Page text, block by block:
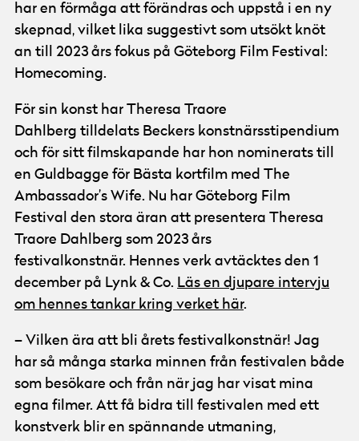
har en förmåga att förändras och uppstå i en ny
skepnad, vilket lika suggestivt som utsökt knöt
an till 2023 års fokus på Göteborg Film Festival:
Homecoming.
För sin konst har Theresa Traore
Dahlberg tilldelats Beckers konstnärsstipendium
och för sitt filmskapande har hon nominerats till
en Guldbagge för Bästa kortfilm med The
Ambassador’s Wife. Nu har Göteborg Film
Festival den stora äran att presentera Theresa
Traore Dahlberg som 2023 års
festivalkonstnär. Hennes verk avtäcktes den 1
december på Lynk & Co. Läs en djupare intervju
om hennes tankar kring verket här.
– Vilken ära att bli årets festivalkonstnär! Jag
har så många starka minnen från festivalen både
som besökare och från när jag har visat mina
egna filmer. Att få bidra till festivalen med ett
konstverk blir en spännande utmaning,